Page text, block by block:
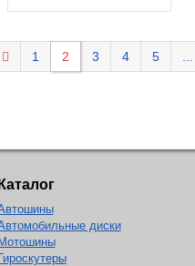
1 2 3 4 5
Каталог
диски
Мотошины
Гироскутеры